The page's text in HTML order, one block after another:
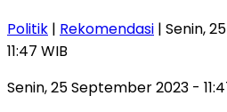
Politik | Rekomendasi | Senin,
11:47 WIB
Senin, 25 September 2023 -